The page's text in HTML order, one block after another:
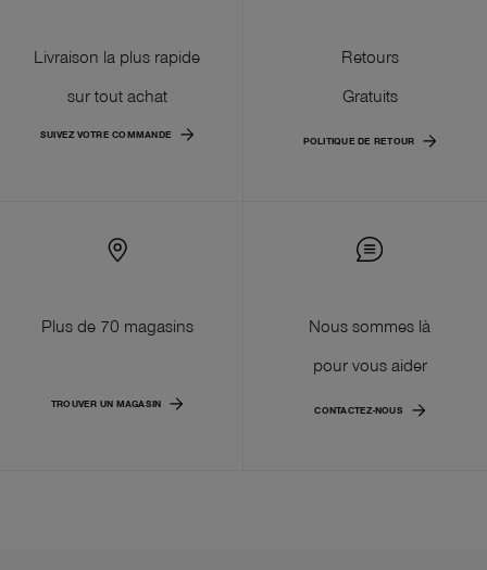
Livraison la plus rapide
sur tout achat
SUIVEZ VOTRE COMMANDE
Retours
Gratuits
POLITIQUE DE RETOUR
Plus de 70 magasins
TROUVER UN MAGASIN
Nous sommes là
pour vous aider
CONTACTEZ-NOUS